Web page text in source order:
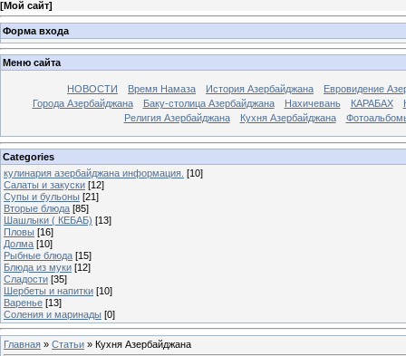
[Мой сайт]
Форма входа
Меню сайта
НОВОСТИ Время Намаза История Азербайджана
Евровидение
Города Азербайджана
Баку-столица Азербайджана Нахичевань КАРАБАХ
Религия Азербайджана
Кухня Азербайджана
Categories
кулинария азербайджана информация. [10]
Салаты и закуски [12]
Супы и бульоны [21]
Вторые блюда [85]
Шашлыки ( КЕБАБ) [13]
Пловы [16]
Долма [10]
Рыбные блюда [15]
Блюда из муки [12]
Cладости [35]
Шербеты и напитки [10]
Варенье [13]
Соления и маринады [0]
Главная » Статьи » Кухня Азербайджана